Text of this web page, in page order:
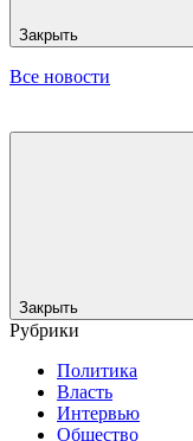
Закрыть
Все новости
Закрыть
Рубрики
Политика
Власть
Интервью
Общество